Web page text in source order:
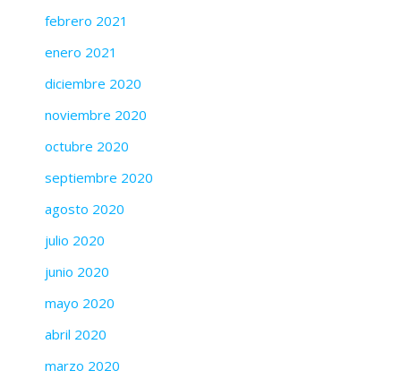
febrero 2021
enero 2021
diciembre 2020
noviembre 2020
octubre 2020
septiembre 2020
agosto 2020
julio 2020
junio 2020
mayo 2020
abril 2020
marzo 2020